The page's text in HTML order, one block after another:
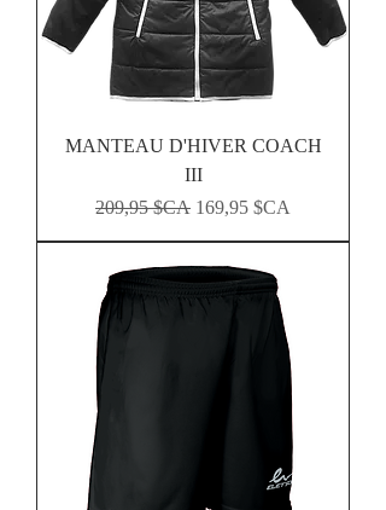
MANTEAU D'HIVER COACH
III
Prix original
209,95 $CA Prix promotionnel
169,95 $CA